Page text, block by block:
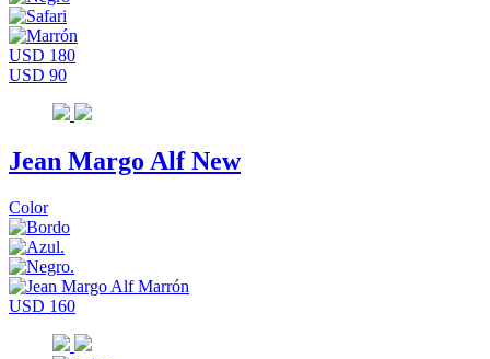
USD 180
USD 90
Jean Margo Alf New
Color
USD 160